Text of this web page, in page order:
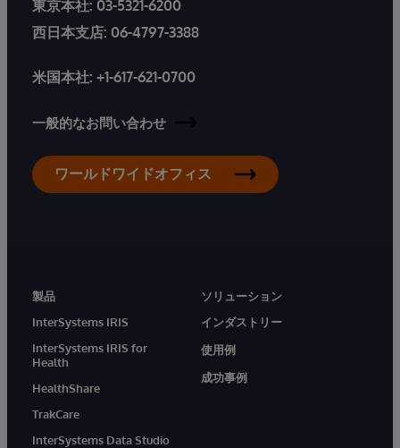
東京本社: 03-5321-6200
西日本支店: 06-4797-3388
米国本社: +1-617-621-0700
一般的なお問い合わせ
ワールドワイドオフィス
製品
InterSystems IRIS
InterSystems IRIS for
Health
HealthShare
TrakCare
InterSystems Data Studio
ソリューション
インダストリー
使用例
成功事例